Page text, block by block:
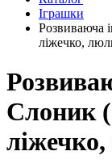
Іграшки
Розвиваюча
ліжечко,
Слоник